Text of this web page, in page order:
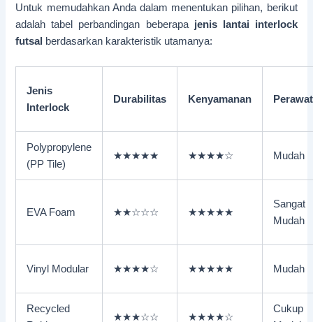
Untuk memudahkan Anda dalam menentukan pilihan, berikut
adalah tabel perbandingan beberapa jenis lantai interlock
futsal berdasarkan karakteristik utamanya:
Jenis
Interlock
Durabilitas Kenyamanan
Polypropylene
(PP Tile)
★★★★★ ★★★★☆ Mudah
EVA Foam ★★☆☆☆ ★★★★★
Sangat
Mudah
Vinyl Modular ★★★★☆ ★★★★★ Mudah
Recycled
★★★☆☆ ★★★★☆
Cukup